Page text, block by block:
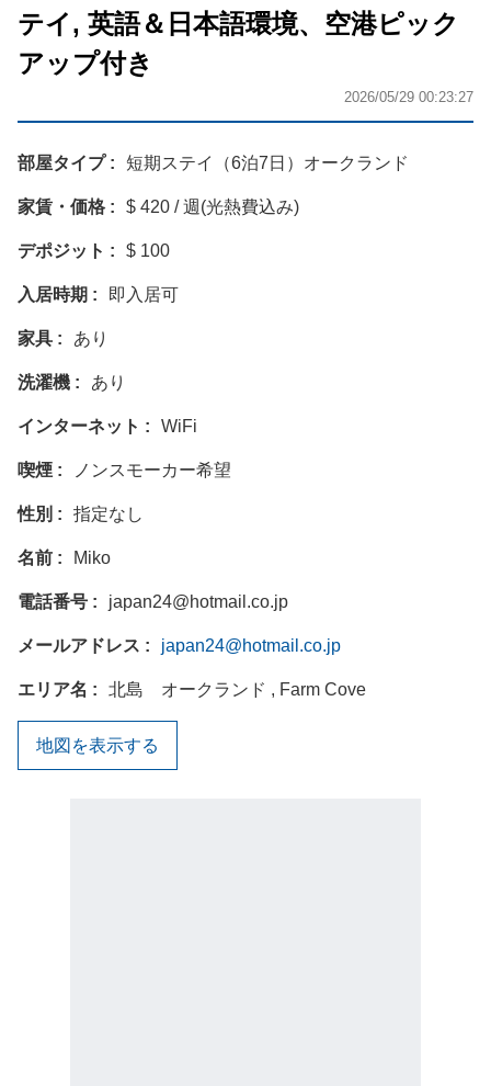
テイ, 英語＆日本語環境、空港ピック
アップ付き
2026/05/29 00:23:27
部屋タイプ 短期ステイ（6泊7日）オークランド
家賃・価格 $ 420 / 週(光熱費込み)
デポジット $ 100
入居時期 即入居可
家具 あり
洗濯機 あり
インターネット WiFi
喫煙 ノンスモーカー希望
性別 指定なし
名前 Miko
電話番号 japan24@hotmail.co.jp
メールアドレス japan24@hotmail.co.jp
エリア名 北島 オークランド , Farm Cove
地図を表示する